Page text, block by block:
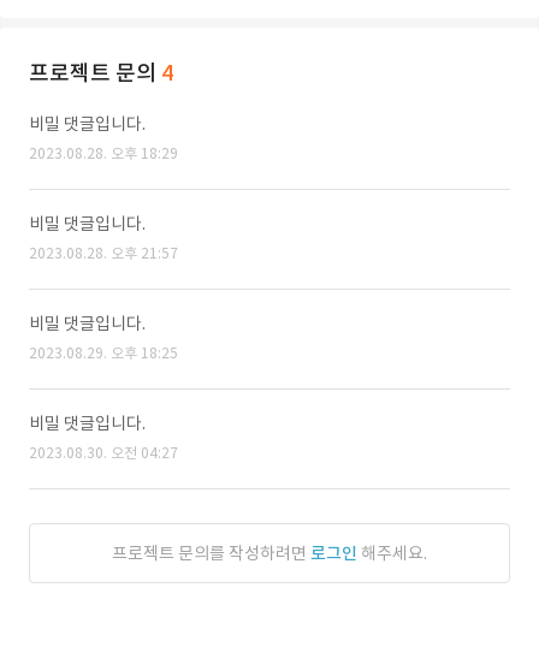
프로젝트 문의 4
비밀 댓글입니다.
2023.08.28. 오후 18:29
비밀 댓글입니다.
2023.08.28. 오후 21:57
비밀 댓글입니다.
2023.08.29. 오후 18:25
비밀 댓글입니다.
2023.08.30. 오전 04:27
프로젝트 문의를 작성하려면 로그인 해주세요.